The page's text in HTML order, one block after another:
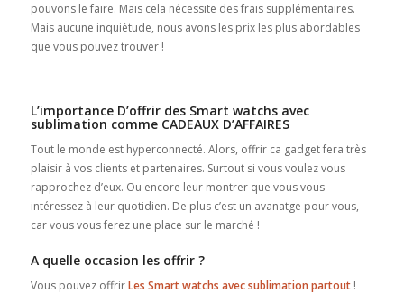
pouvons le faire. Mais cela nécessite des frais supplémentaires.
Mais aucune inquiétude, nous avons les prix les plus abordables
que vous pouvez trouver !
L’importance D’offrir des Smart watchs avec
sublimation comme CADEAUX D’AFFAIRES
Tout le monde est hyperconnecté. Alors, offrir ca gadget fera très
plaisir à vos clients et partenaires. Surtout si vous voulez vous
rapprochez d’eux. Ou encore leur montrer que vous vous
intéressez à leur quotidien. De plus c’est un avanatge pour vous,
car vous vous ferez une place sur le marché !
A quelle occasion les offrir ?
Vous pouvez offrirLes Smart watchs avec sublimation partout !